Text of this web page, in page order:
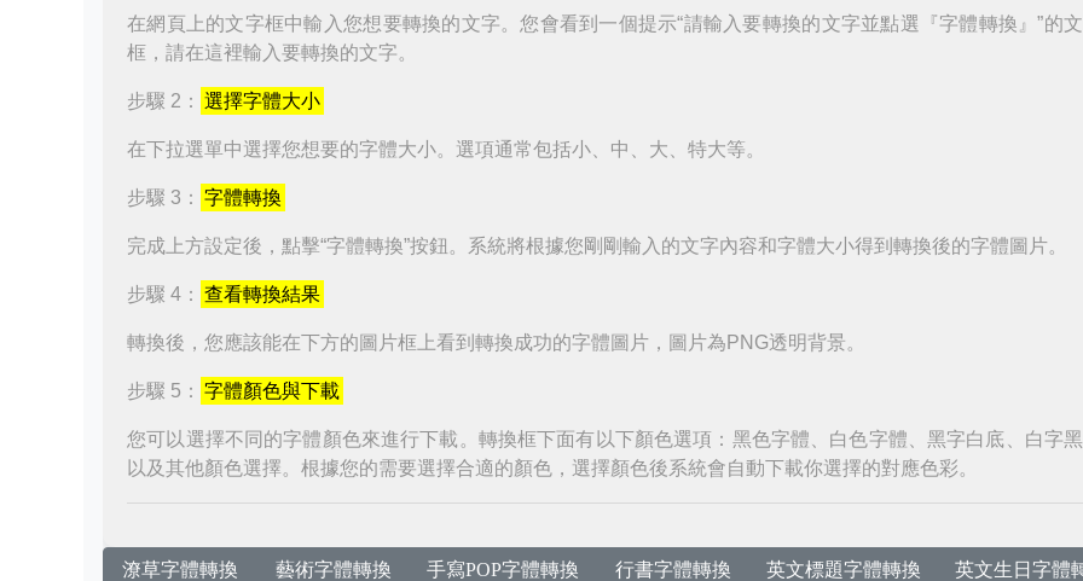
在網頁上的文字框中輸入您想要轉換的文字。您會看到一個提示“請輸入要轉換的文字並點選『字體轉換』”的
框，請在這裡輸入要轉換的文字。
步驟 2： 選擇字體大小
在下拉選單中選擇您想要的字體大小。選項通常包括小、中、大、特大等。
步驟 3： 字體轉換
完成上方設定後，點擊“字體轉換”按鈕。系統將根據您剛剛輸入的文字內容和字體大小得到轉換後的字體圖片。
步驟 4： 查看轉換結果
轉換後，您應該能在下方的圖片框上看到轉換成功的字體圖片，圖片為PNG透明背景。
步驟 5： 字體顏色與下載
您可以選擇不同的字體顏色來進行下載。轉換框下面有以下顏色選項：黑色字體、白色字體、黑字白底、白字
以及其他顏色選擇。根據您的需要選擇合適的顏色，選擇顏色後系統會自動下載你選擇的對應色彩。
潦草字體轉換
藝術字體轉換
手寫POP字體轉換
行書字體轉換
英文標題字體轉換
英文生日字體